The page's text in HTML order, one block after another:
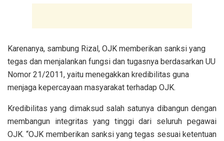
Karenanya, sambung Rizal, OJK memberikan sanksi yang
tegas dan menjalankan fungsi dan tugasnya berdasarkan UU
Nomor 21/2011, yaitu menegakkan kredibilitas guna
menjaga kepercayaan masyarakat terhadap OJK.
Kredibilitas yang dimaksud salah satunya dibangun dengan
membangun integritas yang tinggi dari seluruh pegawai
OJK. “OJK memberikan sanksi yang tegas sesuai ketentuan